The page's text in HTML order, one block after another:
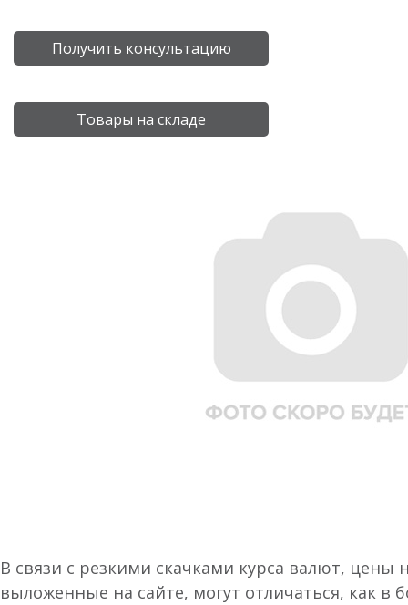
Получить консультацию
Товары на складе
В связи с резкими скачками курса валют, цены
выложенные на сайте, могут отличаться, как в